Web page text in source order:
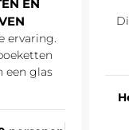
EN
ervaring.
een glas